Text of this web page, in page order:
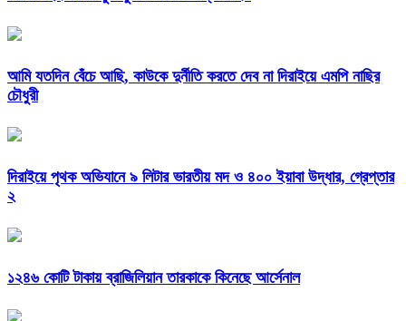
আমি যতদিন বেঁচে আছি, কাউকে দুর্নীতি করতে দেব না দিরাইয়ে এমপি নাছির
চৌধুরী
দিরাইয়ে পৃথক অভিযানে ৯ লিটার ভারতীয় মদ ও ৪০০ ইয়াবা উদ্ধার, গ্রেপ্তার
২
১২৪৬ কোটি টাকায় ব্রাজিলিয়ান তারকাকে কিনেছে আর্সেনাল